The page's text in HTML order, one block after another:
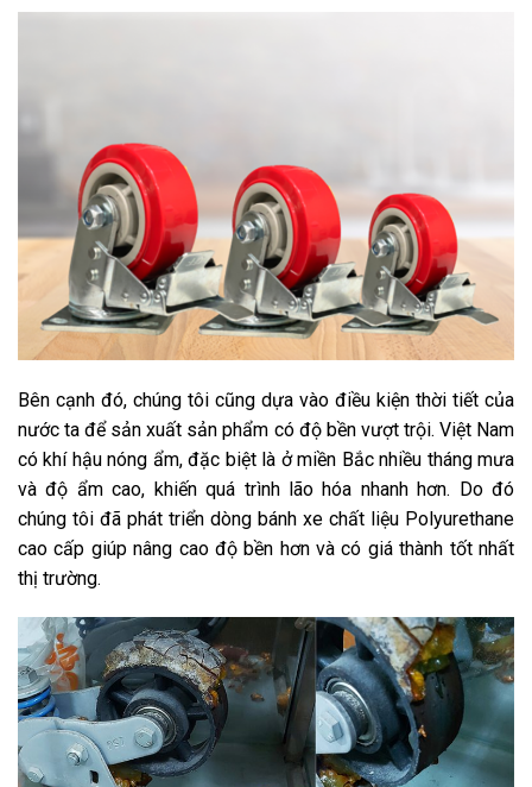
Bên cạnh đó, chúng tôi cũng dựa vào điều kiện thời tiết của
nước ta để sản xuất sản phẩm có độ bền vượt trội. Việt Nam
có khí hậu nóng ẩm, đặc biệt là ở miền Bắc nhiều tháng mưa
và độ ẩm cao, khiến quá trình lão hóa nhanh hơn. Do đó
chúng tôi đã phát triển dòng bánh xe chất liệu Polyurethane
cao cấp giúp nâng cao độ bền hơn và có giá thành tốt nhất
thị trường.